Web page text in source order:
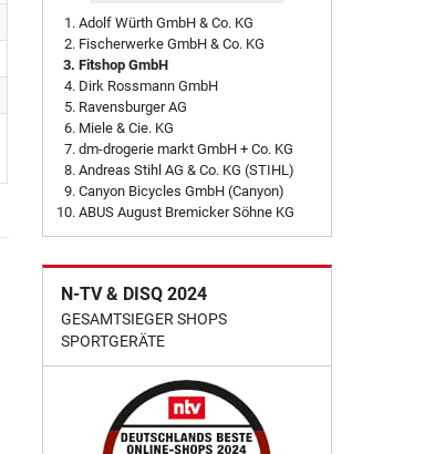
Adolf Würth GmbH & Co. KG
Fischerwerke GmbH & Co. KG
Fitshop GmbH
Dirk Rossmann GmbH
Ravensburger AG
Miele & Cie. KG
dm-drogerie markt GmbH + Co. KG
Andreas Stihl AG & Co. KG (STIHL)
Canyon Bicycles GmbH (Canyon)
ABUS August Bremicker Söhne KG
N-TV & DISQ 2024
GESAMTSIEGER SHOPS
SPORTGERÄTE